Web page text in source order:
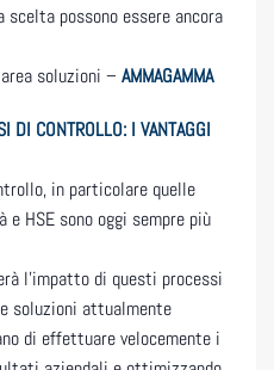
possono essere ancora
soluzioni – AMMAGAMMA
DI CONTROLLO: I VANTAGGI
in particolare quelle
HSE sono oggi sempre più
l’impatto di questi processi
soluzioni attualmente
di effettuare velocemente i